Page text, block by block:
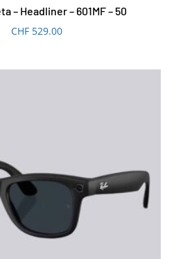
– Headliner – 601MF – 50
CHF529.00